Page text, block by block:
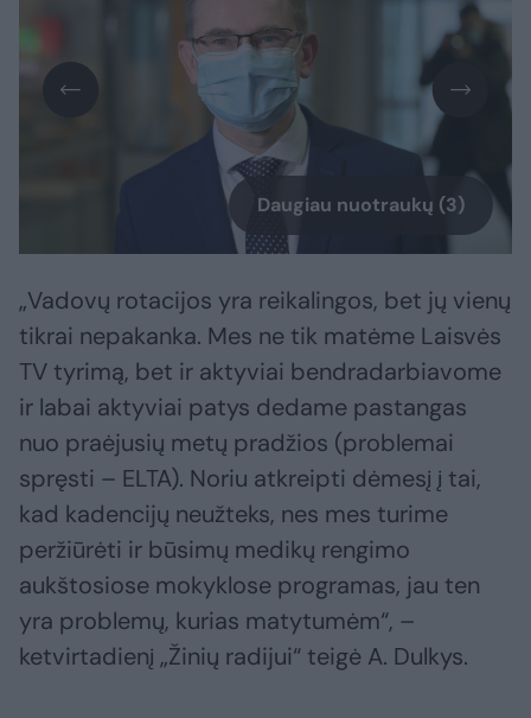
Daugiau nuotraukų (3)
„Vadovų rotacijos yra reikalingos, bet jų vienų
tikrai nepakanka. Mes ne tik matėme Laisvės
TV tyrimą, bet ir aktyviai bendradarbiavome
ir labai aktyviai patys dedame pastangas
nuo praėjusių metų pradžios (problemai
spręsti – ELTA). Noriu atkreipti dėmesį į tai,
kad kadencijų neužteks, nes mes turime
peržiūrėti ir būsimų medikų rengimo
aukštosiose mokyklose programas, jau ten
yra problemų, kurias matytumėm“, –
ketvirtadienį „Žinių radijui“ teigė A. Dulkys.